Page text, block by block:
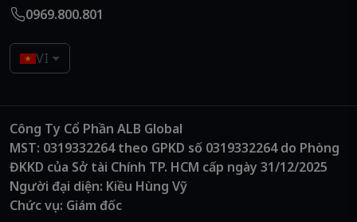
0969.800.801
VI
Công Ty Cổ Phần ALB Global
MST: 0319332264 theo GPKD số 0319332264 do Phòng
ĐKKD của Sở tài Chính TP. HCM cấp ngày 31/12/2025
Người đại diện: Kiều Hùng Vỹ
Chức vụ: Giám đốc